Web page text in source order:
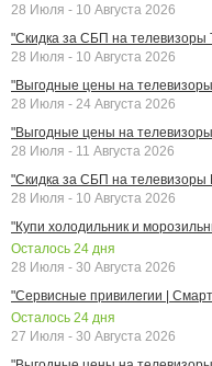
28 Июля - 10 Августа 2026
"Скидка за СБП на телевизоры
28 Июля - 10 Августа 2026
"Выгодные цены на
28 Июля - 24 Августа 2026
"Выгодные цены на
28 Июля - 11 Августа 2026
"Скидка за СБП на телевизоры
28 Июля - 10 Августа 2026
"Купи холодильник и
Осталось 24 дня
28 Июля - 30 Августа 2026
"Сервисные привилегии |
Осталось 24 дня
27 Июля - 30 Августа 2026